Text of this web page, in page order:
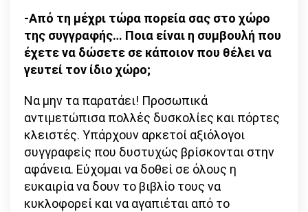
-Από τη μέχρι τώρα πορεία σας στο χώρο
της συγγραφής… Ποια είναι η συμβουλή που
έχετε να δώσετε σε κάποιον που θέλει να
γευτεί τον ίδιο χώρο;
Να μην τα παρατάει! Προσωπικά
αντιμετώπισα πολλές δυσκολίες και πόρτες
κλειστές. Υπάρχουν αρκετοί αξιόλογοι
συγγραφείς που δυστυχώς βρίσκονται στην
αφάνεια. Εύχομαι να δοθεί σε όλους η
ευκαιρία να δουν το βιβλίο τους να
κυκλοφορεί και να αγαπιέται από το